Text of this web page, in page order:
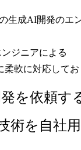
生成AI開発のエ
ジニアによる
軟に対応してお
を依頼す
術を自社